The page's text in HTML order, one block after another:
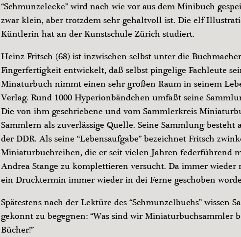
“Schmunzelecke” wird nach wie vor aus dem Minibuch
zwar klein, aber trotzdem sehr gehaltvoll ist. Die elf
Küntlerin hat an der Kunstschule Zürich studiert.
Heinz Fritsch (68) ist inzwischen selbst unter die
Fingerfertigkeit entwickelt, daß selbst pingelige Fachleute
Minaturbuch nimmt einen sehr großen Raum in seinem
Verlag. Rund 1000 Hyperionbändchen umfaßt seine
Die von ihm geschriebene und vom Sammlerkreis
Sammlern als zuverlässige Quelle. Seine Sammlung
der DDR. Als seine “Lebensaufgabe” bezeichnet Fritsch
Miniaturbuchreihen, die er seit vielen Jahren federführend
Andrea Stange zu komplettieren versucht. Da immer
ein Drucktermin immer wieder in dei Ferne geschoben
Spätestens nach der Lektüre des “Schmunzelbuchs”
gekonnt zu begegnen: “Was sind wir
Bücher!”